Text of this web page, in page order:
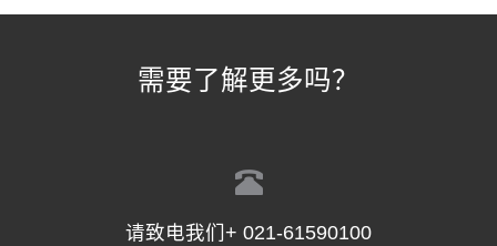
需要了解更多吗？
请致电我们+ 021-61590100